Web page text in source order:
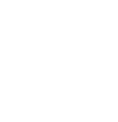
đây để làm nơi cho các kiều
Việt Nam, vào năm 1969,
Hòa thượng Thích Trung Quán,
pháp tại nơi đây.
Quán trên cương vị trụ Pháp
Ni và Phật tử, nên đã mở nhiều
thế hầu hết những pho
chùa Phật
hoằng hóa tại xứ Lào, ngài